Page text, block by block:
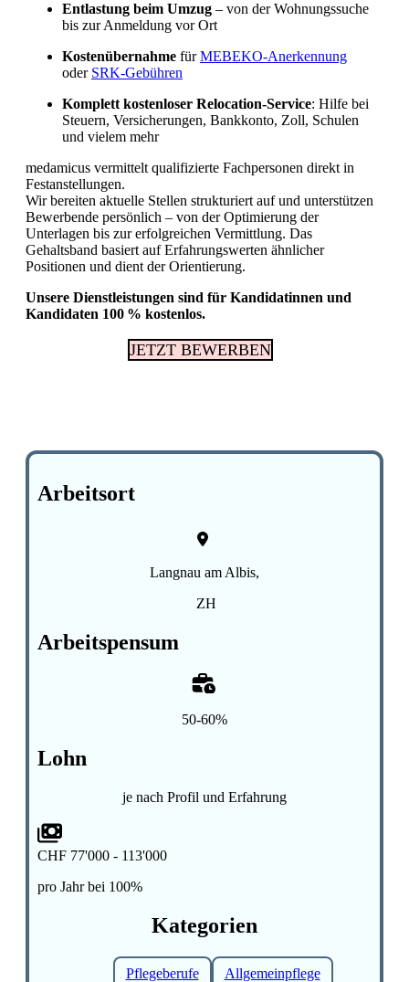
Entlastung beim Umzug – von der Wohnungssuche
bis zur Anmeldung vor Ort
Kostenübernahme fürMEBEKO-Anerkennung
oder SRK-Gebühren
Komplett kostenloser Relocation-Service: Hilfe bei
Steuern, Versicherungen, Bankkonto, Zoll, Schulen
und vielem mehr
medamicus vermittelt qualifizierte Fachpersonen direkt in
Festanstellungen.
Wir bereiten aktuelle Stellen strukturiert auf und unterstützen
Bewerbende persönlich – von der Optimierung der
Unterlagen bis zur erfolgreichen Vermittlung. Das
Gehaltsband basiert auf Erfahrungswerten ähnlicher
Positionen und dient der Orientierung.
Unsere Dienstleistungen sind für Kandidatinnen und
Kandidaten 100 % kostenlos.
JETZT BEWERBEN
Arbeitsort
Langnau am Albis,
ZH
Arbeitspensum
50-60%
Lohn
je nach Profil und Erfahrung
CHF 77'000 - 113'000
pro Jahr bei 100%
Kategorien
Pflegeberufe Allgemeinpflege